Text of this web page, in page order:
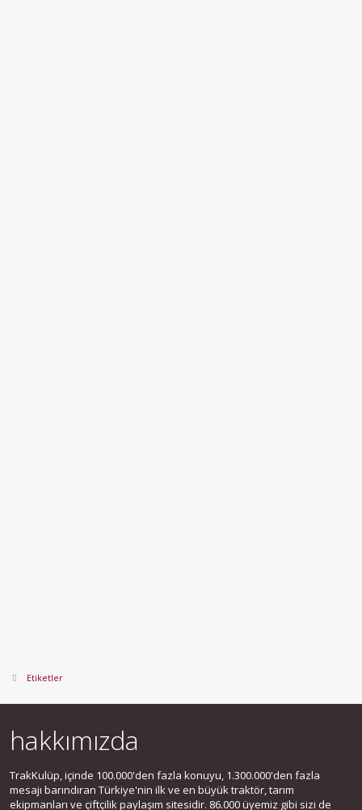
Etiketler
hakkımızda
TrakKulüp, içinde 100.000'den fazla konuyu, 1.300.000'den fazla
mesajı barındıran Türkiye'nin ilk ve en büyük traktör, tarım
ekipmanları ve çiftçilik paylaşım sitesidir. 86.000 üyemiz gibi sizi de